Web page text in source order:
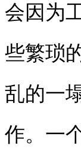
会因为
些繁琐
乱的一
作。一